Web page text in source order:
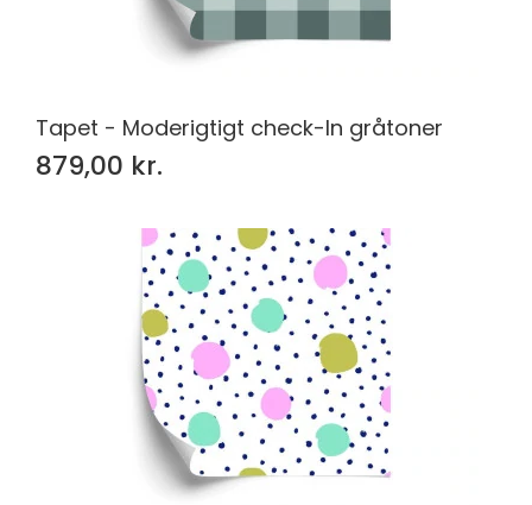
Tapet - Moderigtigt check-In gråtoner
879,00 kr.